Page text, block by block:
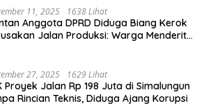
11, 2025 1638 Lihat
Anggota DPRD Diduga Biang Kerok
Jalan Produksi: Warga Menderita,
27, 2025 1629 Lihat
Proyek Jalan Rp 198 Juta di Simalungun
Rincian Teknis, Diduga Ajang Korupsi